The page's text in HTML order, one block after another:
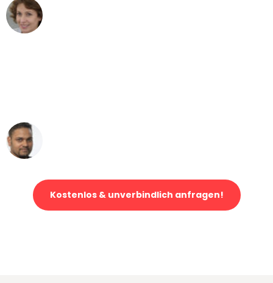
Kostenlos & unverbindlich anfragen!